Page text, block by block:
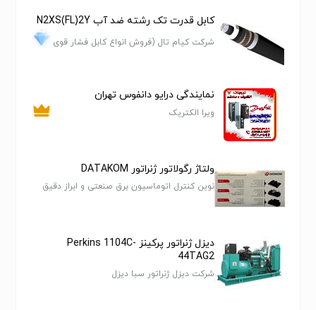
بازدید ماشین آلات نمایشگاه تهران کمربندی آزادگان
آماگ ماشین
احمدزاده
تلفن تماس:
آدرس سایت:
www.amagmachinerygroup.com
کابل قدرت تک رشته ضد آب N2XS(FL)2Y
شرکت کیام تال (فروش انواع کابل فشار قوی
نمایندگی درایو دانفوس تهران
ویرا الکتریک
ولتاژ رگولاتور ژنراتور DATAKOM
نوین کنترل اتوماسیون برق صنعتی و ابراز دقیق
دیزل ژنراتور پرکینز Perkins 1104C-
44TAG2
شرکت دیزل ژنراتور سبا دیزل